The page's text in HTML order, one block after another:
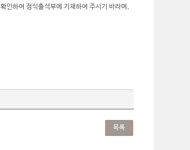
인하여 정식출석부에 기재하여 주시기 바라며,
목록